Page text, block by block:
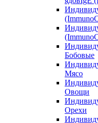
Бобовые
Мясо
Овощи
Орехи